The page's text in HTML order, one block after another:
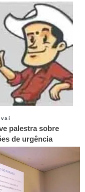
palestra sobre
de urgência